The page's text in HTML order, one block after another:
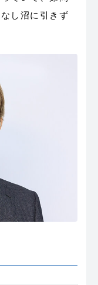
し沼に引きず